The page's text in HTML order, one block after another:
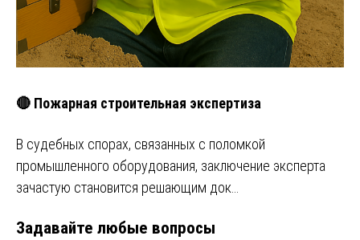
🔴 Пожарная строительная экспертиза
В судебных спорах, связанных с поломкой
промышленного оборудования, заключение эксперта
зачастую становится решающим док…
Задавайте любые вопросы